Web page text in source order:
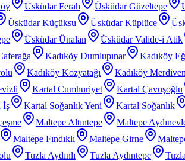
Üsküdar Ferah Üsküdar Güzeltepe
Üsküdar Küçüksu Üsküdar Küplüce
Üsküdar Ünalan Üsküdar Valide-i Atik
Kadıköy Dumlupınar Kadıköy
Kadıköy Kozyatağı Kadıköy
Kartal Cumhuriyet Kartal Çavuşoğlu
İş Kartal Soğanlık Yeni Kartal Soğanlık
Maltepe Altıntepe Maltepe
Maltepe Fındıklı Maltepe Girne
Tuzla Aydınlı Tuzla Aydıntepe